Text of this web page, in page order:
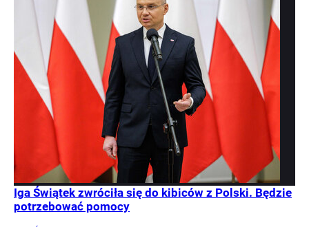
Iga Świątek zwróciła się do kibiców z Polski. Będzie
potrzebować pomocy